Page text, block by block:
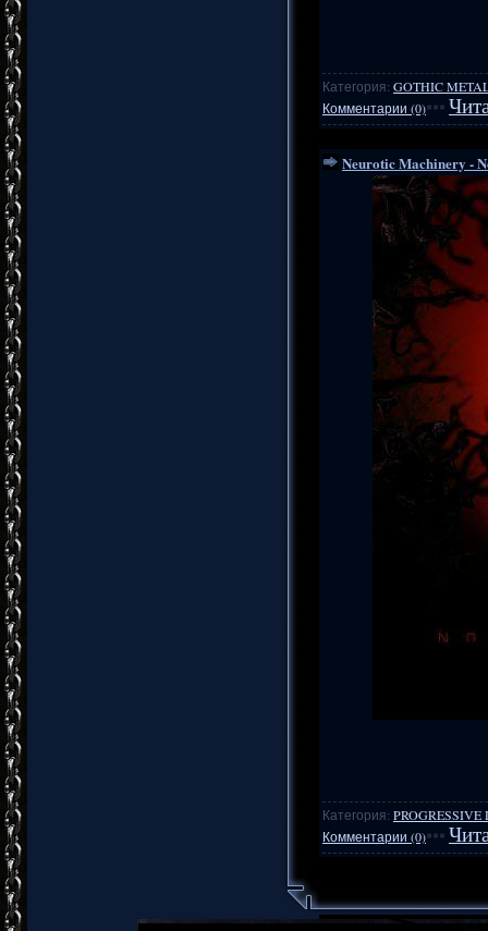
Категория: GOTHIC
Комментарии (0)***
Neurotic Machinery -
Категория:
Комментарии (0)***